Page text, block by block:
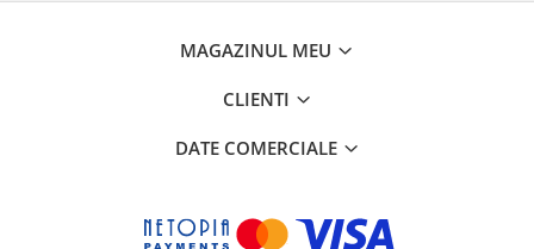
MAGAZINUL MEU
CLIENTI
DATE COMERCIALE